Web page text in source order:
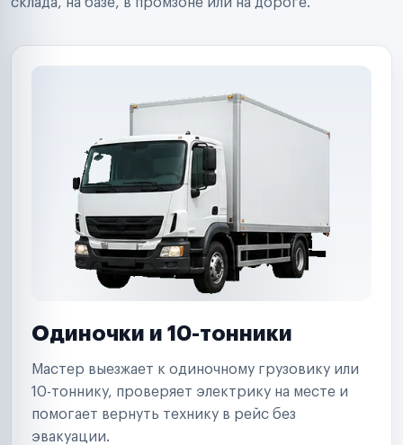
Страховые компании
Одиночки и 10-тонники
Мастер выезжает к одиночному грузовику или
10-тоннику, проверяет электрику на месте и
помогает вернуть технику в рейс без
эвакуации.